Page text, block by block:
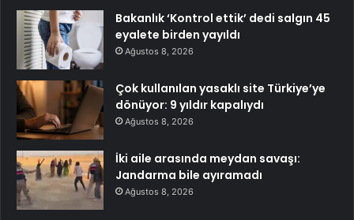
Bakanlık ‘Kontrol ettik’ dedi salgın 45
eyalete birden yayıldı
Ağustos 8, 2026
Çok kullanılan yasaklı site Türkiye’ye
dönüyor: 9 yıldır kapalıydı
Ağustos 8, 2026
İki aile arasında meydan savaşı:
Jandarma bile ayıramadı
Ağustos 8, 2026